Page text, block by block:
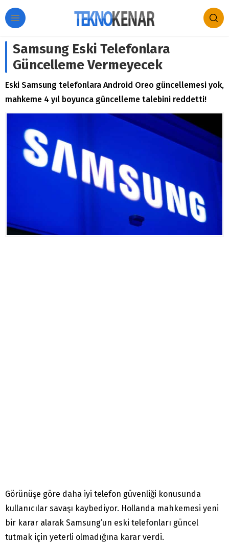
Samsung Eski Telefonlara
Güncelleme Vermeyecek
Eski Samsung telefonlara Android Oreo güncellemesi yok,
mahkeme 4 yıl boyunca güncelleme talebini reddetti!
Görünüşe göre daha iyi telefon güvenliği konusunda
kullanıcılar savaşı kaybediyor. Hollanda mahkemesi yeni
bir karar alarak Samsung’un eski telefonları güncel
tutmak için yeterli olmadığına karar verdi.